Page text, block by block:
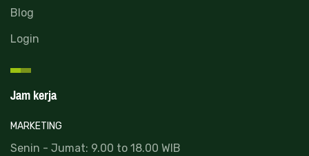
Blog
Login
Jam kerja
MARKETING
Senin - Jumat: 9.00 to 18.00 WIB